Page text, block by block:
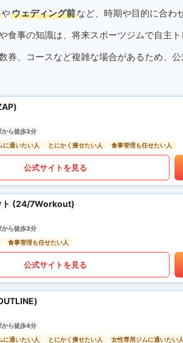
やウェディング前など、時期や目的に合わ
食事の知識は、将来スポーツジムで自主
券、コースなど複雑な場合があるため、
から徒歩3分
に通いたい人
とにかく痩せたい人 食事管理も任せたい人
公式サイトを見る
ト (24/7Workout)
から徒歩3分
食事管理も任せたい人
公式サイトを見る
から徒歩4分
に通いたい人
とにかく痩せたい人 女性専用ジムに通いたい人